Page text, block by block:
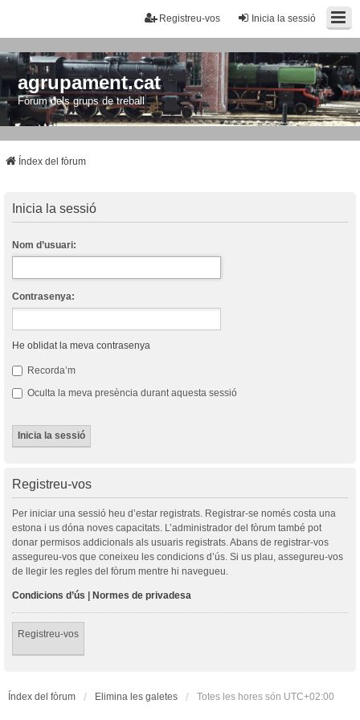
Inicia la sessió
Registreu-vos
agrupament.cat
Fòrum dels grups de treball
Índex del fòrum
Inicia la sessió
Nom d’usuari:
Contrasenya:
He oblidat la meva contrasenya
Recorda’m
Oculta la meva presència durant aquesta sessió
Registreu-vos
Per iniciar una sessió heu d’estar registrats. Registrar-se només costa una
estona i us dóna noves capacitats. L’administrador del fòrum també pot
donar permisos addicionals als usuaris registrats. Abans de registrar-vos
assegureu-vos que coneixeu les condicions d’ús. Si us plau, assegureu-vos
de llegir les regles del fòrum mentre hi navegueu.
Condicions d’ús | Normes de privadesa
Registreu-vos
Índex del fòrum Elimina les galetes Totes les hores són UTC+02:00